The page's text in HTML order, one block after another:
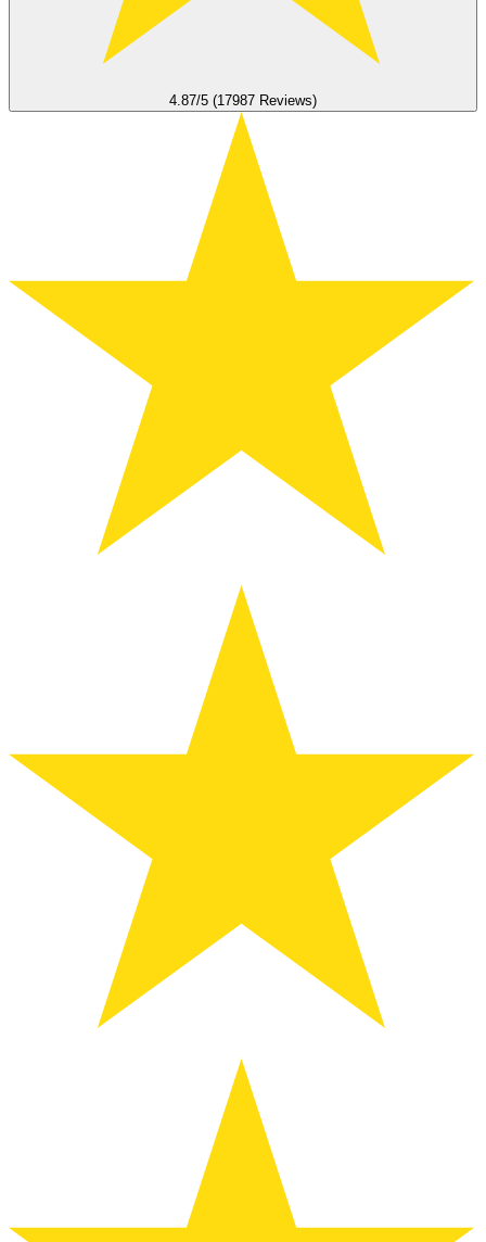
4.87/5 (17987 Reviews)